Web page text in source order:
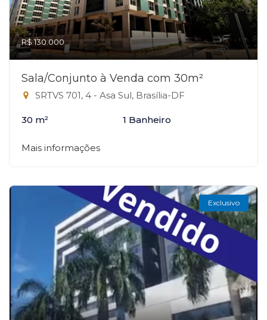
R$ 130.000
Sala/Conjunto à Venda com 30m²
SRTVS 701, 4 - Asa Sul, Brasília-DF
30 m² 1 Banheiro
Mais informações
Exclusivo